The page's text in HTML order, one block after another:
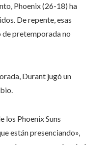
Phoenix (26-18) ha
De repente, esas
de pretemporada no
Durant jugó un
los Phoenix Suns
están presenciando»,